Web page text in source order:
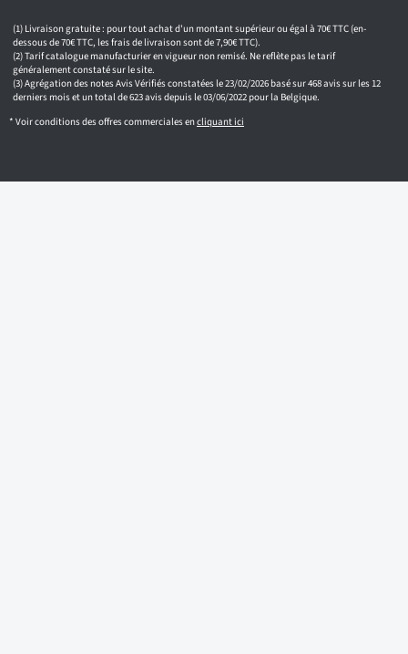
Livraison gratuite : pour tout achat d'un montant supérieur ou égal à 70€ TTC (en-
dessous de 70€ TTC, les frais de livraison sont de 7,90€ TTC).
Tarif catalogue manufacturier en vigueur non remisé. Ne reflète pas le tarif
généralement constaté sur le site.
Agrégation des notes Avis Vérifiés constatées le 23/02/2026 basé sur 468 avis sur les 12
derniers mois et un total de 623 avis depuis le 03/06/2022 pour la Belgique.
* Voir conditions des offres commerciales encliquant ici